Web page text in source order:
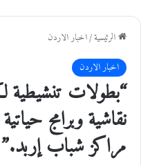
الرئيسية/اخبار الاردن
اخبار الاردن
“بطولات تنشيطية
نقاشية وبرامج
مراكز شباب إربد.”